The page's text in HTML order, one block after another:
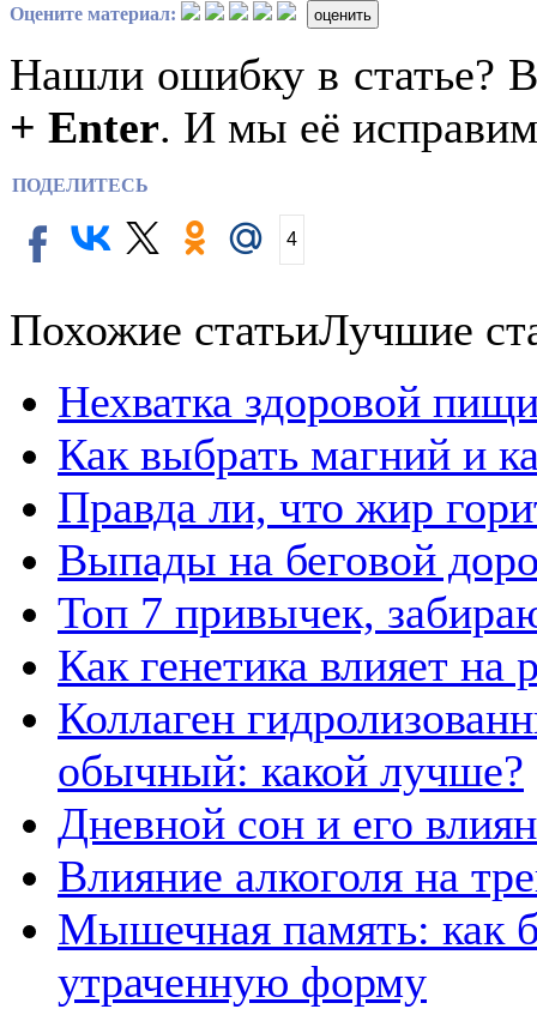
Оцените материал: оценить
Нашли ошибку в статье?
+ Enter. И мы её
ПОДЕЛИТЕСЬ
4
Похожие статьиЛучшие
Нехватка здоровой
Как выбрать магний и
Правда ли, что жир
Выпады на беговой
Топ 7 привычек,
Как генетика влияет
Коллаген
обычный: какой лучше?
Дневной сон и его
Влияние алкоголя на
Мышечная память: как
утраченную форму